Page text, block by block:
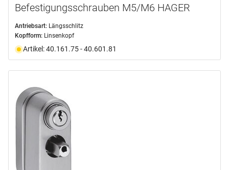
Befestigungsschrauben M5/M6 HAGER
Antriebsart: Längsschlitz
Kopfform: Linsenkopf
Artikel: 40.161.75 - 40.601.81